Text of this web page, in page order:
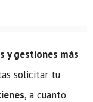
y gestiones más
solicitar tu
, a cuanto